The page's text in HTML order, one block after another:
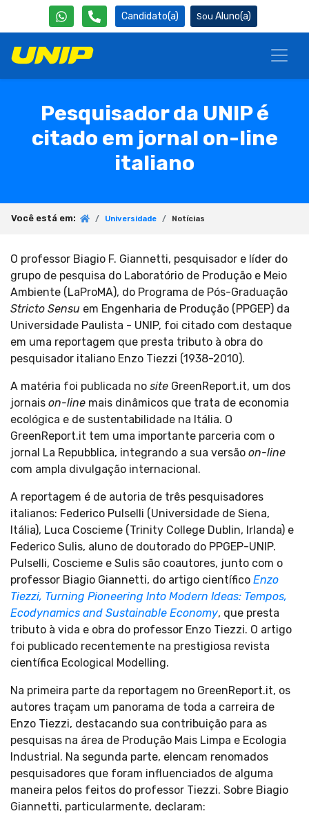
Candidato(a) Aluno(a)
Pesquisador da UNIP é
citado em jornal on-line
italiano
Você está em: Universidade Notícias
O professor Biagio F. Giannetti, pesquisador e líder do
grupo de pesquisa do Laboratório de Produção e Meio
Ambiente (LaProMA), do Programa de Pós-Graduação
Stricto Sensu em Engenharia de Produção (PPGEP) da
Universidade Paulista - UNIP, foi citado com destaque
em uma reportagem que presta tributo à obra do
pesquisador italiano Enzo Tiezzi (1938-2010).
A matéria foi publicada no site GreenReport.it, um dos
jornais on-line mais dinâmicos que trata de economia
ecológica e de sustentabilidade na Itália. O
GreenReport.it tem uma importante parceria com o
jornal La Repubblica, integrando a sua versão on-line
com ampla divulgação internacional.
A reportagem é de autoria de três pesquisadores
italianos: Federico Pulselli (Universidade de Siena,
Itália), Luca Coscieme (Trinity College Dublin, Irlanda) e
Federico Sulis, aluno de doutorado do PPGEP-UNIP.
Pulselli, Coscieme e Sulis são coautores, junto com o
professor Biagio Giannetti, do artigo científico Enzo
Tiezzi, Turning Pioneering Into Modern Ideas: Tempos,
Ecodynamics and Sustainable Economy, que presta
tributo à vida e obra do professor Enzo Tiezzi. O artigo
foi publicado recentemente na prestigiosa revista
científica Ecological Modelling.
Na primeira parte da reportagem no GreenReport.it, os
autores traçam um panorama de toda a carreira de
Enzo Tiezzi, destacando sua contribuição para as
pesquisas na área de Produção Mais Limpa e Ecologia
Industrial. Na segunda parte, elencam renomados
pesquisadores que foram influenciados de alguma
maneira pelos feitos do professor Tiezzi. Sobre Biagio
Giannetti, particularmente, declaram: